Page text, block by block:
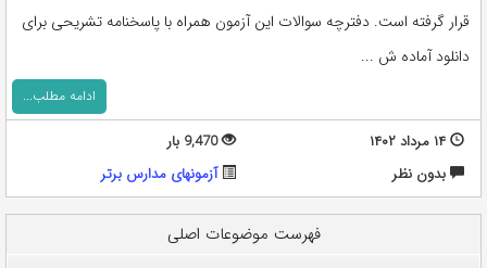
قرار گرفته است. دفترچه سوالات این آزمون همراه با پاسخنامه تشریحی برای
دانلود آماده ش ...
ادامه مطلب...
۱۴ مرداد ۱۴۰۲
9,470 بار
بدون نظر
آزمونهای مدارس برتر
فهرست موضوعات اصلی